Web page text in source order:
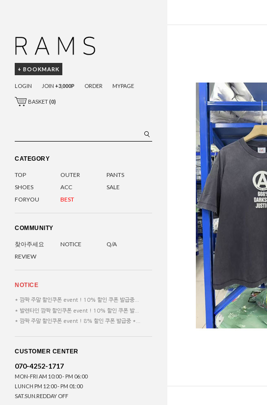
+ BOOKMARK
LOGIN JOIN +3,000P ORDER MYPAGE
BASKET(0)
CATEGORY
TOP OUTER
PANTS
SHOES
ACC
SALE
FORYOU
BEST
COMMUNITY
찾아주세요 NOTICE
Q/A
REVIEW
NOTICE
* 깜짝 주말 할인쿠폰 event ! 10% 할인 쿠폰 발급중...
* 발렌타인 깜짝 할인쿠폰 event ! 10% 할인 쿠폰 발...
* 깜짝 주말 할인쿠폰 event ! 8% 할인 쿠폰 발급중 *...
CUSTOMER CENTER
070-4252-1717
MON-FRI AM 10:00 - PM 06:00
LUNCH PM 12:00 - PM 01:00
SAT.SUN.REDDAY OFF